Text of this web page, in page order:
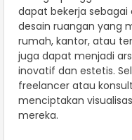
dapat bekerja sebagai
desain ruangan yang
rumah, kantor, atau
juga dapat menjadi
inovatif dan estetis.
freelancer atau
menciptakan
mereka.